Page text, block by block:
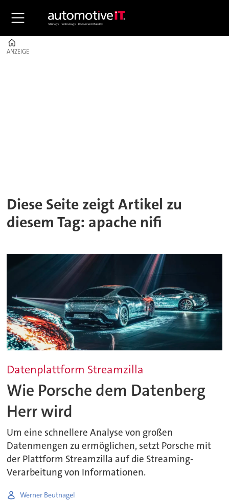
ANZEIGE
ANZEIGE
Diese Seite zeigt Artikel zu
diesem Tag: apache nifi
Datenplattform Streamzilla
Wie Porsche dem Datenberg
Herr wird
Um eine schnellere Analyse von großen
Datenmengen zu ermöglichen, setzt Porsche mit
der Plattform Streamzilla auf die Streaming-
Verarbeitung von Informationen.
Werner Beutnagel